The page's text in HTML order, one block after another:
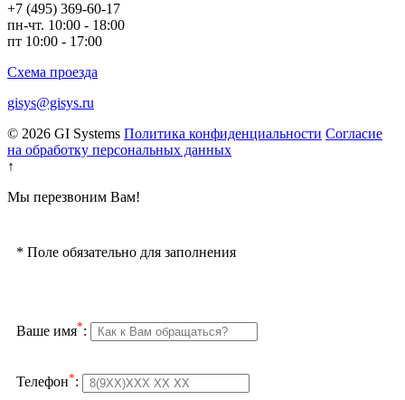
+7 (495) 369-60-17
пн-чт. 10:00 - 18:00
пт 10:00 - 17:00
Схема проезда
gisys@gisys.ru
© 2026 GI Systems Политика конфиденциальности Согласие
на обработку персональных данных
↑
Мы перезвоним Вам!
* Поле обязательно для заполнения
Ваше имя*:
Телефон*: